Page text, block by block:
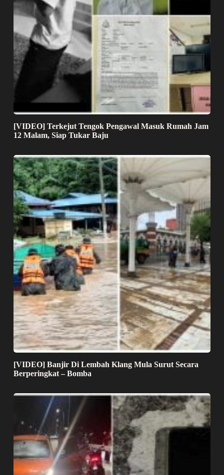
[VIDEO] Terkejut Tengok Pengawal Masuk Rumah Jam
12 Malam, Siap Tukar Baju
[VIDEO] Banjir Di Lembah Klang Mula Surut Secara
Berperingkat – Bomba